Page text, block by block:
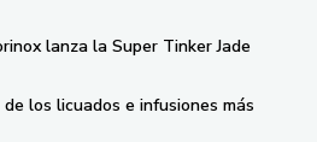
lanza la Super Tinker Jade
los licuados e infusiones más